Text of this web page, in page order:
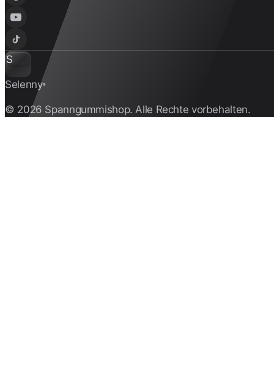
S
Selenny®
© 2026 Spanngummishop. Alle Rechte vorbehalten.